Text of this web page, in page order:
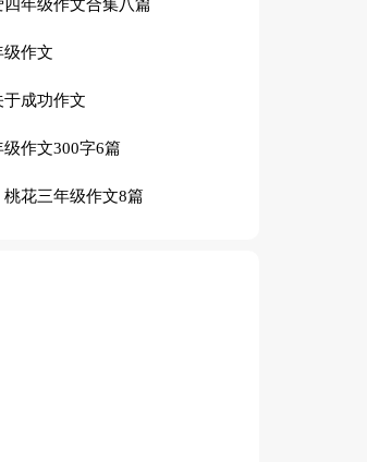
四年级作文合集八篇
级作文
于成功作文
作文300字6篇
桃花三年级作文8篇